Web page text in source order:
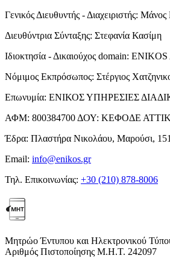
Γενικός Διευθυντής - Διαχειριστής: Μάνος
Διευθύντρια Σύνταξης: Στεφανία Κασίμη
Ιδιοκτησία - Δικαιούχος domain: ENIKOS
Νόμιμος Εκπρόσωπος: Στέργιος
Επωνυμία: ΕΝΙΚΟΣ ΥΠΗΡΕΣΙΕΣ
ΑΦΜ: 800384700 ΔΟΥ: ΚΕΦΟΔΕ
Έδρα: Πλαστήρα Νικολάου, Μαρούσι,
Email: info@enikos.gr
Τηλ. Επικοινωνίας: +30 (210) 878-8006
Μητρώο Έντυπου και Ηλεκτρονικού
Αριθμός Πιστοποίησης Μ.Η.Τ. 242097